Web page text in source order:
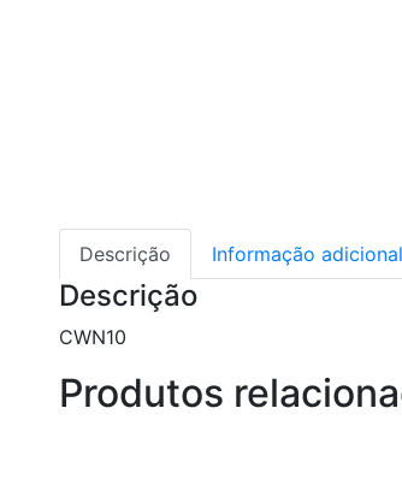
Descrição
Informação adicional
Descrição
CWN10
Produtos